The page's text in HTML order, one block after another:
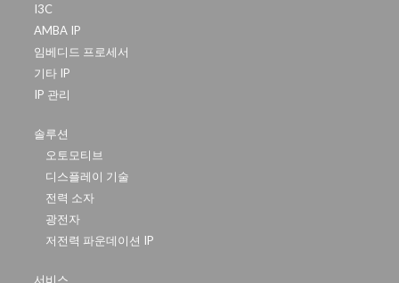
I3C
AMBA IP
임베디드 프로세서
기타 IP
IP 관리
솔루션
오토모티브
디스플레이 기술
전력 소자
광전자
저전력 파운데이션 IP
서비스